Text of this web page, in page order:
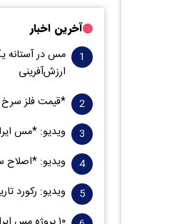
آخرین اخبار
مس در آستانه
ارزش‌آفرینی
*قیمت فلز سرخ از ۱۴هزار دلار در هر تن
ویدیو: *مس
ویدیو: *اصلاح
ویدیو: رکورد